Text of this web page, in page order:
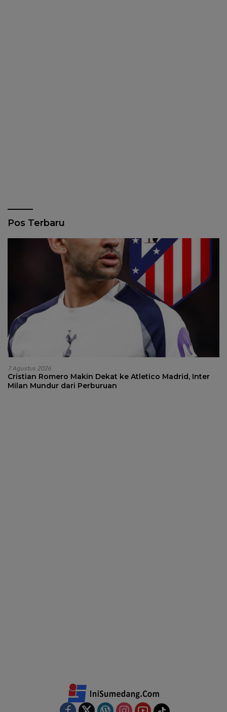
Pos Terbaru
7 Agustus 2026
Cristian Romero Makin Dekat ke Atletico Madrid, Inter
Milan Mundur dari Perburuan